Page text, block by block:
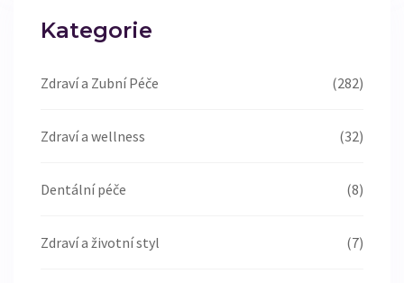
Kategorie
Zdraví a Zubní Péče (282)
Zdraví a wellness (32)
Dentální péče (8)
Zdraví a životní styl (7)